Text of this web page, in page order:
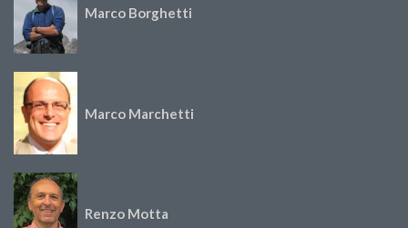
Marco Borghetti
Marco Marchetti
Renzo Motta